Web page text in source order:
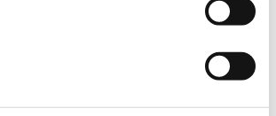
adicional
pregunta o duda sobre esta pieza,